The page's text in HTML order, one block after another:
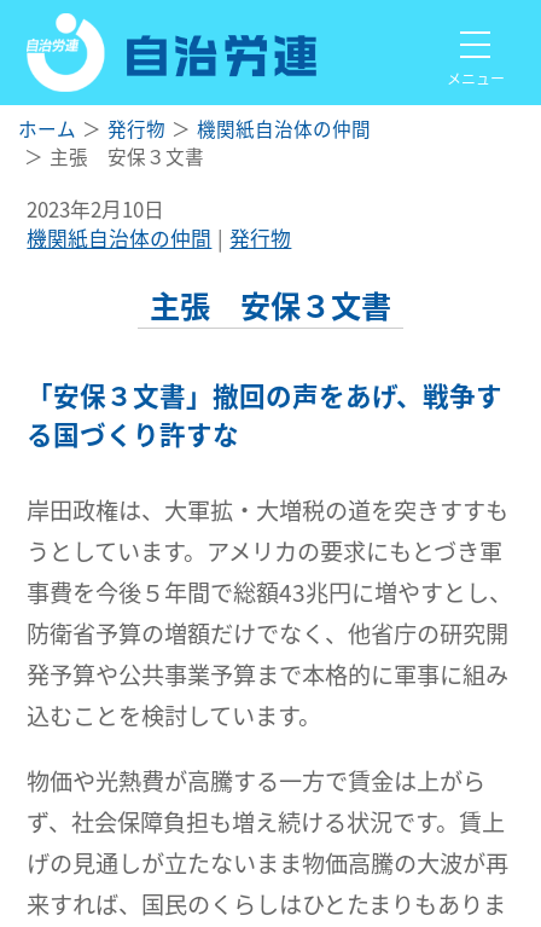
メニュー
ホーム 発行物
機関紙自治体の仲間
主張 安保３文書
2023年2月10日
機関紙自治体の仲間
発行物
主張 安保３文書
「安保３文書」撤回の声をあげ、戦争す
る国づくり許すな
岸田政権は、大軍拡・大増税の道を突きすすも
うとしています。アメリカの要求にもとづき軍
事費を今後５年間で総額43兆円に増やすとし、
防衛省予算の増額だけでなく、他省庁の研究開
発予算や公共事業予算まで本格的に軍事に組み
込むことを検討しています。
物価や光熱費が高騰する一方で賃金は上がら
ず、社会保障負担も増え続ける状況です。賃上
げの見通しが立たないまま物価高騰の大波が再
来すれば、国民のくらしはひとたまりもありま